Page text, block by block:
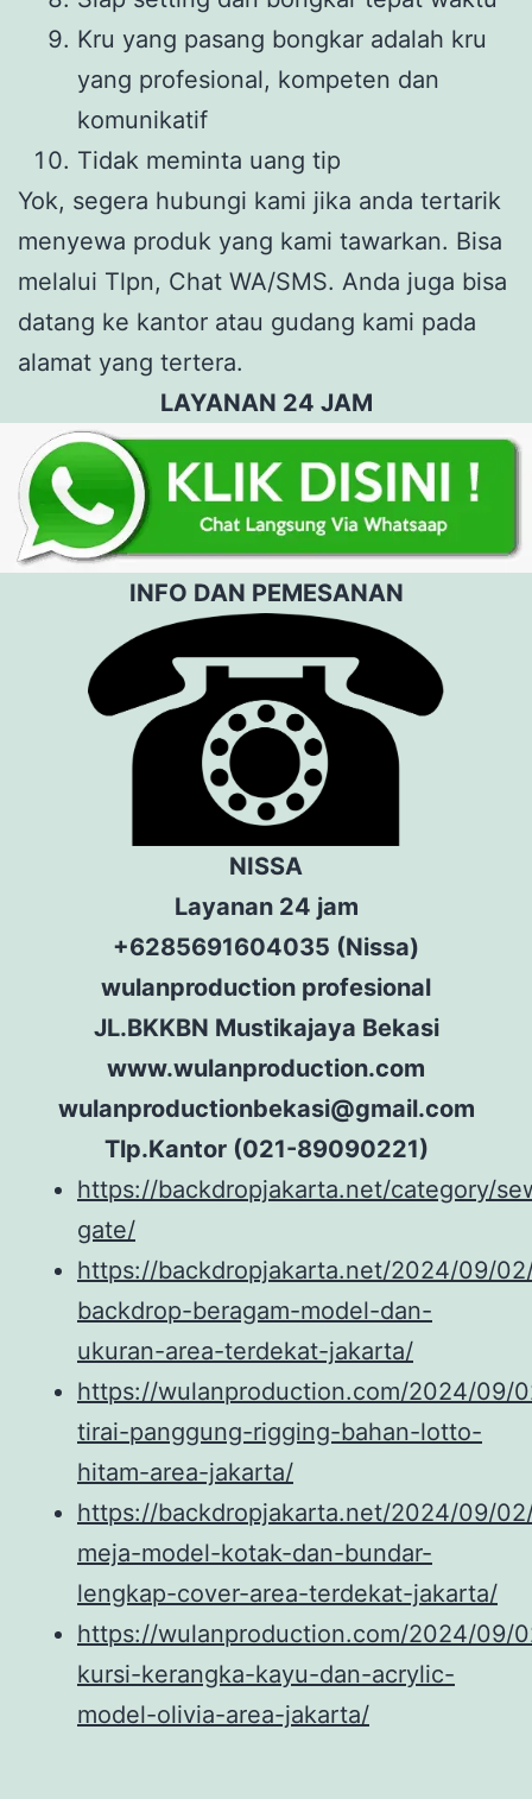
Kru yang pasang bongkar adalah kru
yang profesional, kompeten dan
komunikatif
Tidak meminta uang tip
Yok, segera hubungi kami jika anda tertarik
menyewa produk yang kami tawarkan. Bisa
melalui Tlpn, Chat WA/SMS. Anda juga bisa
datang ke kantor atau gudang kami pada
alamat yang tertera.
LAYANAN 24 JAM
INFO DAN PEMESANAN
NISSA
Layanan 24 jam
+6285691604035 (Nissa)
wulanproduction profesional
JL.BKKBN Mustikajaya Bekasi
www.wulanproduction.com
wulanproductionbekasi@gmail.com
Tlp.Kantor (021-89090221)
https://backdropjakarta.net/category/
gate/
https://backdropjakarta.net/2024/09/
backdrop-beragam-model-dan-
ukuran-area-terdekat-jakarta/
https://wulanproduction.com/2024/09/
tirai-panggung-rigging-bahan-lotto-
hitam-area-jakarta/
https://backdropjakarta.net/2024/09/
meja-model-kotak-dan-bundar-
lengkap-cover-area-terdekat-jakarta/
https://wulanproduction.com/2024/09/
kursi-kerangka-kayu-dan-acrylic-
model-olivia-area-jakarta/